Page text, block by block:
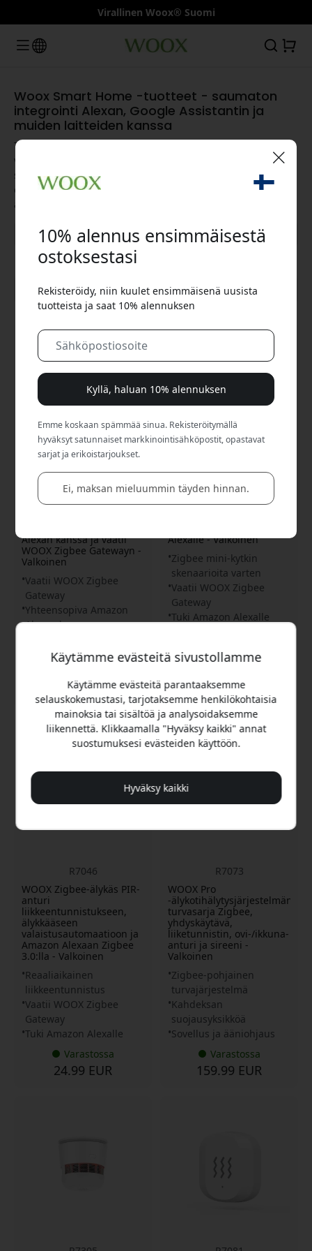
Virallinen Woox® Suomi
Woox Smart Home -tuotteet - saumaton
integrointi Alexan, Google Assistantin ja
muiden laitteiden kanssa
Tutustu Wooxin uusimpaan älykkäiden kodin laitteiden
valikoimaan, joka on suunniteltu intuitiiviseen ohjaukseen ja
saumattomaan integrointiin. Woox tekee jokapäiväisestä
elämästä älykkäämpää ja tehokkaampaa turvakameroista
älypistokkeisiin.
Näytä kaikki kategoriat
R7054
WOOX Zigbee
-älykaukosäädin älykotiin
Alexan kanssa ja vaatii
WOOX Zigbee Gatewayn -
Valkoinen
Vaatii WOOX Zigbee
Gateway
Yhteensopiva Amazon
Alexan kanssa
painikkeella
27.99 EUR
R7053
WOOX Zigbee 3.0 Smart
Langaton Minikytkin,
Alexalle - Valkoinen
Zigbee mini-kytkin
skenaarioita varten
Vaatii WOOX Zigbee
Gateway
Tuki Amazon Alexalle
27.99 EUR
R7046
WOOX Zigbee-älykäs PIR-
anturi
liikkeentunnistukseen,
älykkääseen
valaistusautomaatioon ja
Amazon Alexaan Zigbee
3.0:lla - Valkoinen
Reaaliaikainen
liikkeentunnistus
Vaatii WOOX Zigbee
Gateway
Tuki Amazon Alexalle
Varastossa
24.99 EUR
R7073
WOOX Pro
-älykotihälytysjärjestelmän
turvasarja Zigbee,
yhdyskäytävä,
liiketunnistin, ovi-/ikkuna-
anturi ja sireeni -
Valkoinen
Zigbee-pohjainen
turvajärjestelmä
Kahdeksan
suojausyksikköä
Sovellus ja ääniohjaus
Varastossa
159.99 EUR
Käytämme evästeitä sivustollamme
Käytämme evästeitä parantaaksemme
selauskokemustasi, tarjotaksemme henkilökohtaisia
mainoksia tai sisältöä ja analysoidaksemme
liikennettä. Klikkaamalla "Hyväksy kaikki" annat
suostumuksesi evästeiden käyttöön.
Hyväksy kaikki
10% alennus ensimmäisestä
ostoksestasi
Rekisteröidy, niin kuulet ensimmäisenä uusista
tuotteista ja saat 10% alennuksen
Kyllä, haluan 10% alennuksen
Emme koskaan spämmää sinua. Rekisteröitymällä
hyväksyt satunnaiset markkinointisähköpostit, opastavat
sarjat ja erikoistarjoukset.
Ei, maksan mieluummin täyden hinnan.
🎉 Alennuskoodisi:
Käytä tätä koodia kassalla saadaksesi 10%
alennuksen.